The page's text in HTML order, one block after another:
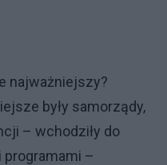
najważniejszy?
były samorządy,
– wchodziły do
programami –